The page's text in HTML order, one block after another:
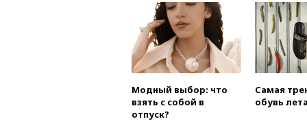
Модный выбор: что
взять с собой в
отпуск?
Самая
обувь